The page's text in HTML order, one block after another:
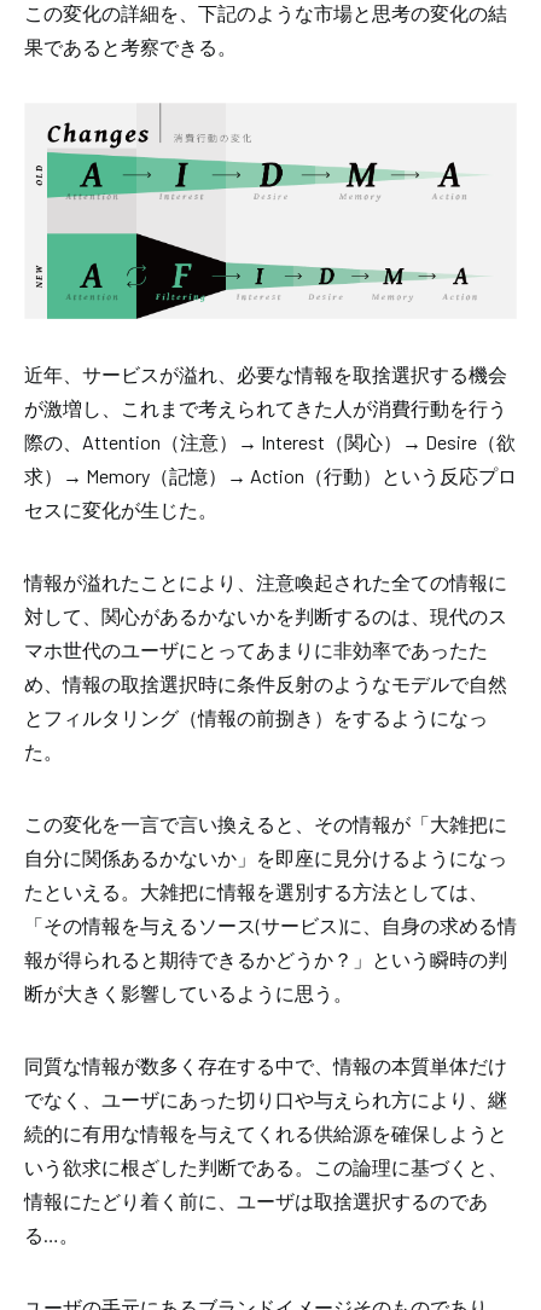
この変化の詳細を、下記のような市場と思考の変化の結
果であると考察できる。
近年、サービスが溢れ、必要な情報を取捨選択する機会
が激増し、これまで考えられてきた人が消費行動を行う
際の、 Attention （注意）→ Interest （関心）→ Desire （欲
求）→ Memory （記憶）→ Action （行動）という反応プロ
セスに変化が生じた。
情報が溢れたことにより、注意喚起された全ての情報に
対して、関心があるかないかを判断するのは、現代のス
マホ世代のユーザにとってあまりに非効率であったた
め、情報の取捨選択時に条件反射のようなモデルで自然
とフィルタリング（情報の前捌き）をするようになっ
た。
この変化を一言で言い換えると、その情報が「大雑把に
自分に関係あるかないか」を即座に見分けるようになっ
たといえる。大雑把に情報を選別する方法としては、
「その情報を与えるソース(サービス )に、自身の求める情
報が得られると期待できるかどうか？」という瞬時の判
断が大きく影響しているように思う。
同質な情報が数多く存在する中で、情報の本質単体だけ
でなく、ユーザにあった切り口や与えられ方により、継
続的に有用な情報を与えてくれる供給源を確保しようと
いう欲求に根ざした判断である。この論理に基づくと、
情報にたどり着く前に、ユーザは取捨選択するのであ
る